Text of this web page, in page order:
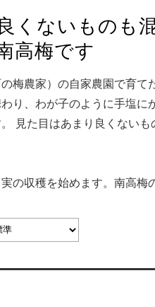
くないものも
高梅です
梅農家）の自家農園で育
り、わが子のように手塩に
見た目はあまり良くない
の収穫を始めます。南高梅